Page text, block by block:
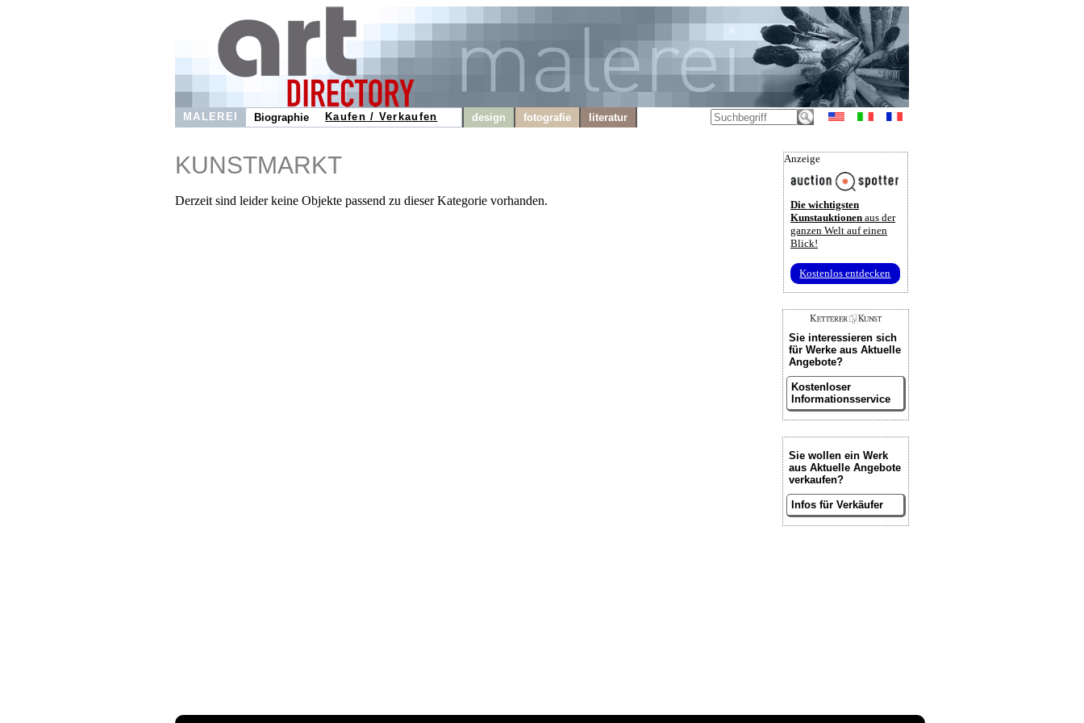
MALEREI Biographie Kaufen / Verkaufen design fotografie literatur
KUNSTMARKT
Derzeit sind leider keine Objekte passend zu dieser Kategorie vorhanden.
Anzeige
Die wichtigsten
Kunstauktionen aus der
ganzen Welt auf einen
Blick!
Kostenlos entdecken
Sie interessieren sich
für Werke aus Aktuelle
Angebote?
Kostenloser
Informationsservice
Sie wollen ein Werk
aus Aktuelle Angebote
verkaufen?
Infos für Verkäufer